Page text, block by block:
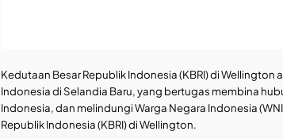
Kedutaan Besar Republik Indonesia (KBRI) di
Indonesia di Selandia Baru, yang bertugas membina
Indonesia, dan melindungi Warga Negara Indonesia
Republik Indonesia (KBRI) di Wellington.